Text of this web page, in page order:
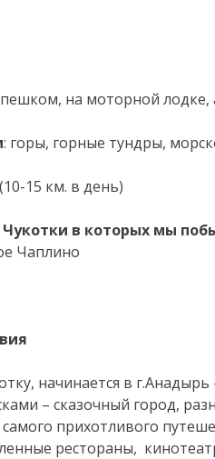
на моторной лодке,
: горы, горные тундры,
15 км. в день)
в которых мы
Чаплино
начинается в
– сказочный город,
прихотливого
рестораны,